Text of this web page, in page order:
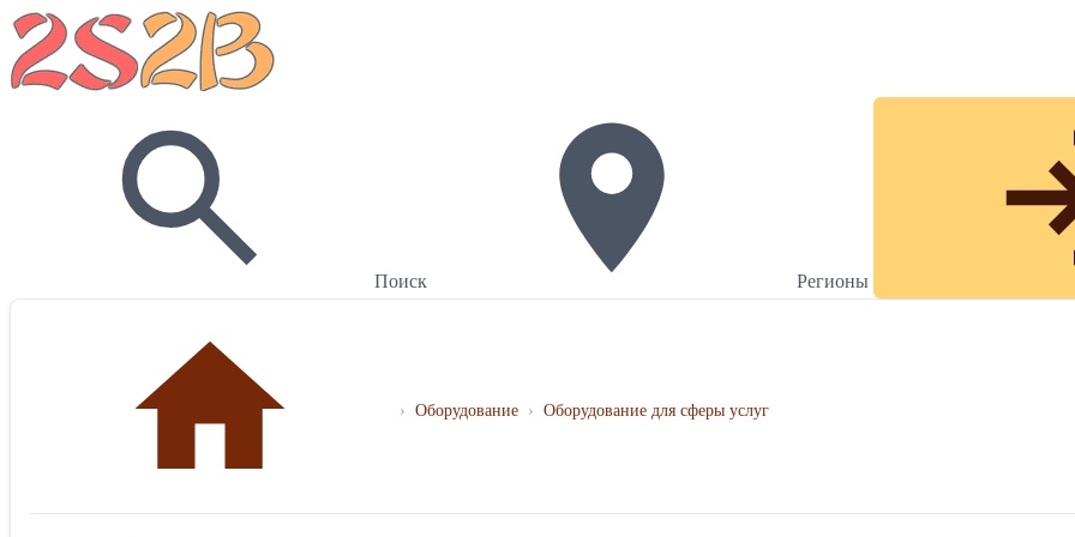
Поиск Регионы
› Оборудование › Оборудование для сферы услуг